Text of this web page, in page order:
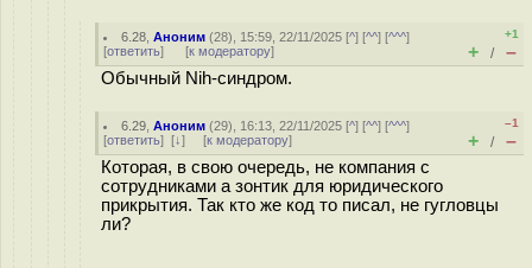
6.28 ,Аноним (28), 15:59, 22/11/2025 [^] [^^] [^^^]
[ответить] [к модератору]
+1
+ / –
Обычный Nih-синдром.
6.29 ,Аноним (29), 16:13, 22/11/2025 [^] [^^] [^^^]
[ответить] [↓] [к модератору]
–1
+ / –
Которая, в свою очередь, не компания с
сотрудниками а зонтик для юридического
прикрытия. Так кто же код то писал, не гугловцы
ли?